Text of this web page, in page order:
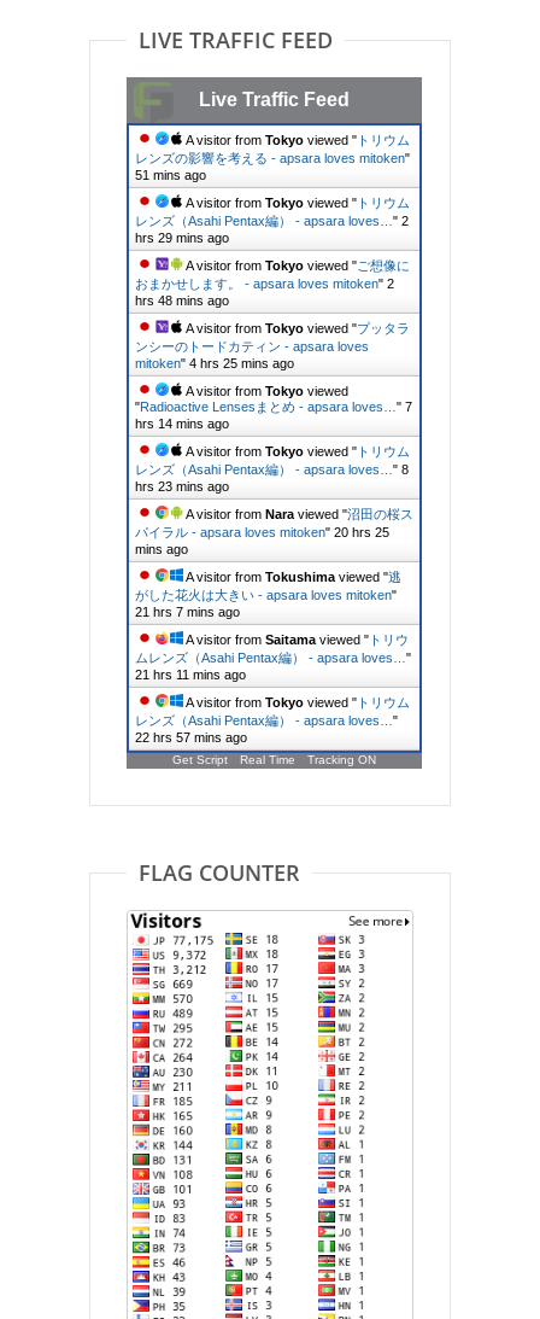
LIVE TRAFFIC FEED
Live Traffic Feed
A visitor from Tokyo viewed " トリウム
レンズの影響を考える - apsara loves mitoken"
51 mins ago
A visitor from Tokyo viewed " トリウム
レンズ（Asahi Pentax編） - apsara loves… " 2
hrs 29 mins ago
A visitor from Tokyo viewed "ご想像に
おまかせします。 - apsara loves mitoken" 2
hrs 48 mins ago
A visitor from Tokyo viewed "プッタラ
ンシーのトードカティン - apsara loves
mitoken" 4 hrs 25 mins ago
A visitor from Tokyo viewed
"Radioactive Lensesまとめ - apsara loves… " 7
hrs 14 mins ago
A visitor from Tokyo viewed " トリウム
レンズ（Asahi Pentax編） - apsara loves… " 8
hrs 23 mins ago
A visitor from Nara viewed "沼田の桜ス
パイラル - apsara loves mitoken" 20 hrs 25
mins ago
A visitor from Tokushima viewed "逃
がした花火は大きい - apsara loves mitoken"
21 hrs 7 mins ago
A visitor from Saitama viewed " トリウ
ムレンズ（Asahi Pentax編） - apsara loves… "
21 hrs 11 mins ago
A visitor from Tokyo viewed " トリウム
レンズ（Asahi Pentax編） - apsara loves… "
22 hrs 57 mins ago
Get Script Real Time Tracking ON
FLAG COUNTER